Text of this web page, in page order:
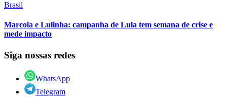
Brasil
Marcola e Lulinha: campanha de Lula tem semana de crise e
mede impacto
Siga nossas redes
WhatsApp
Telegram